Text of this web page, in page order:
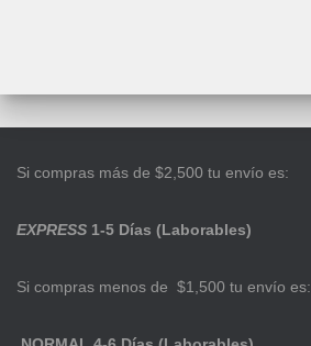
Si compras más de $2,500 tu envío es:
EXPRESS 1-5 Días (Laborables)
Si compras menos de $1,500 tu envío es: